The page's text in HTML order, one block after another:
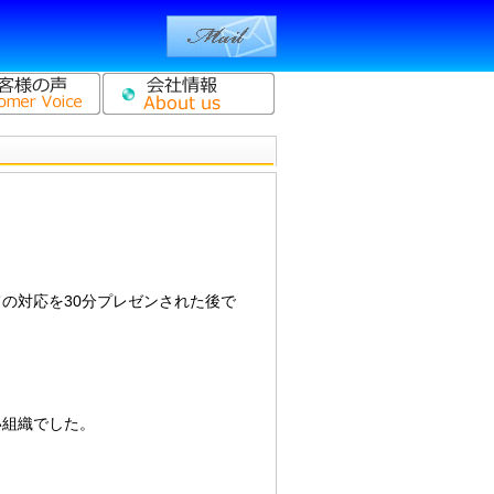
対応を30分プレゼンされた後で
織でした。